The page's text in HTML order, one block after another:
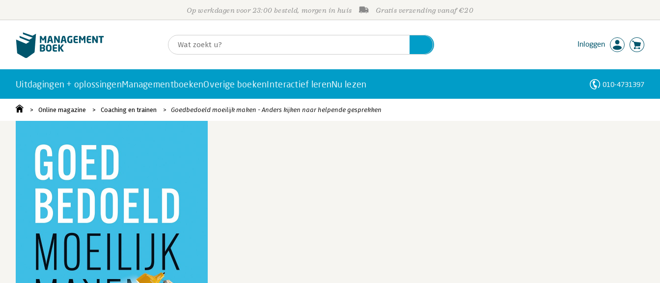
Op werkdagen voor 23:00 besteld, morgen in huis Gratis verzending vanaf €20
Inloggen
Uitdagingen + oplossingenManagementboekenOverige boekenInteractief lerenNu lezen 010-4731397
Online magazine Coaching en trainen Goedbedoeld moeilijk maken - Anders kijken naar helpende gesprekken
Personen